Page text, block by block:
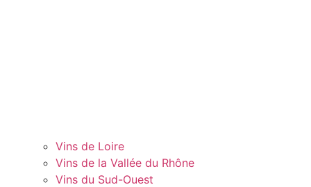
Vins de Loire
Vins de la Vallée du Rhône
Vins du Sud-Ouest